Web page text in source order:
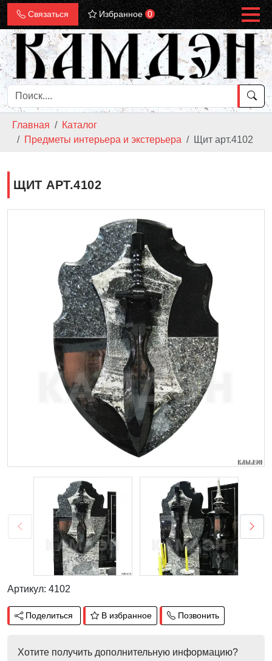
Связаться Избранное 0
Главная
Каталог
Предметы интерьера и экстерьера
Щит арт.4102
ЩИТ АРТ.4102
Артикул: 4102
Поделиться В избранное Позвонить
Хотите получить дополнительную информацию?